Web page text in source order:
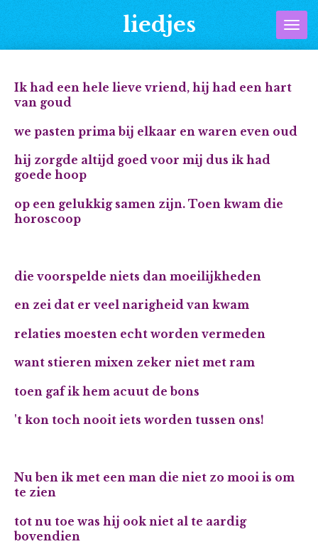
liedjes
Ik had een hele lieve vriend, hij had een hart
van goud
we pasten prima bij elkaar en waren even oud
hij zorgde altijd goed voor mij dus ik had
goede hoop
op een gelukkig samen zijn. Toen kwam die
horoscoop
die voorspelde niets dan moeilijkheden
en zei dat er veel narigheid van kwam
relaties moesten echt worden vermeden
want stieren mixen zeker niet met ram
toen gaf ik hem acuut de bons
't kon toch nooit iets worden tussen ons!
Nu ben ik met een man die niet zo mooi is om
te zien
tot nu toe was hij ook niet al te aardig
bovendien